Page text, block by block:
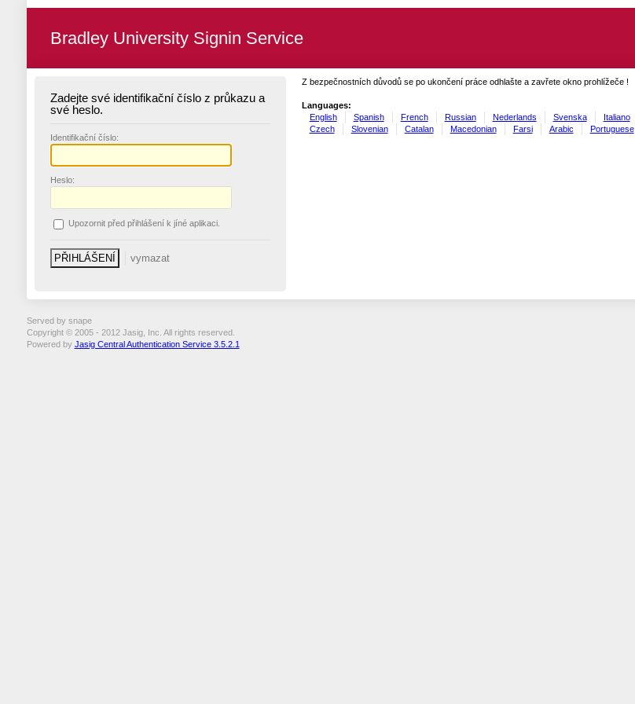
Bradley University Signin Service
Zadejte své identifikační číslo z průkazu a
své heslo.
Identifikační číslo:
Heslo:
Upozornit před přihlášení k jíné aplikaci.
Z bezpečnostních důvodů se po ukončení práce odhlašte a zavřete okno prohlížeče !
Languages:
English
Spanish French Russian Nederlands Svenska Italiano
Czech
Slovenian Catalan Macedonian Farsi Arabic Portuguese
Served by snape
Copyright © 2005 - 2012 Jasig, Inc. All rights reserved.
Powered by Jasig Central Authentication Service 3.5.2.1